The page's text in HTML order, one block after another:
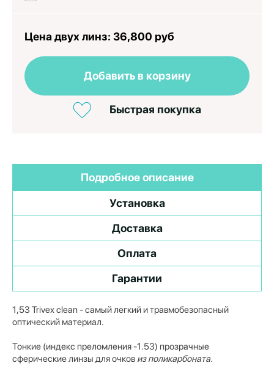
Цена двух линз: 36,800 руб
Добавить в корзину
Быстрая покупка
Подробное описание
Установка
Доставка
Оплата
Гарантии
1,53 Trivex clean - самый легкий и травмобезопасный
оптический материал.
Тонкие (индекс преломления -1.53) прозрачные
сферические линзы для очков из поликарбоната.